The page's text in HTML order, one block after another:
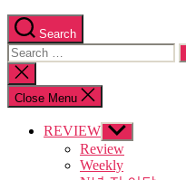
Search
Search
for:
Close
search
Close Menu
REVIEW Show
sub
menu
Review
Weekly